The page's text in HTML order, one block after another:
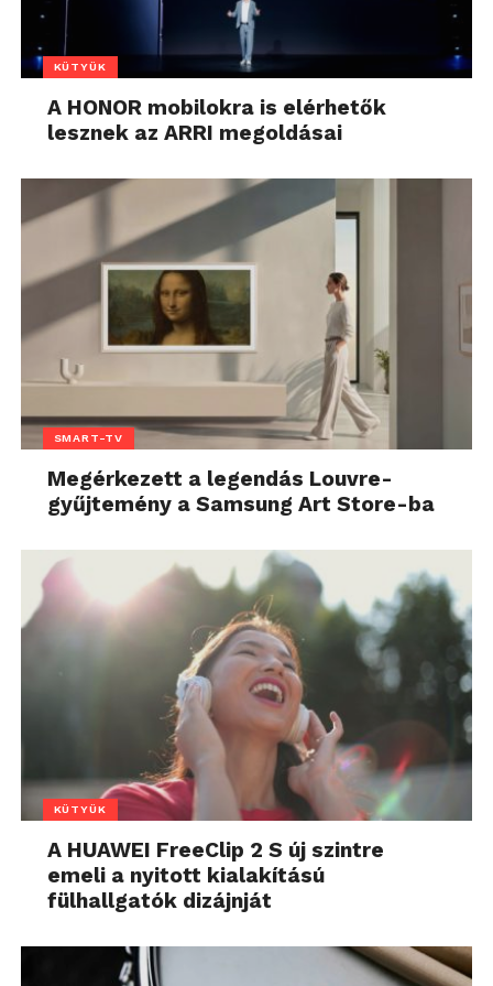
KÜTYÜK
A HONOR mobilokra is elérhetők
lesznek az ARRI megoldásai
SMART-TV
Megérkezett a legendás Louvre-
gyűjtemény a Samsung Art Store-ba
KÜTYÜK
A HUAWEI FreeClip 2 S új szintre
emeli a nyitott kialakítású
fülhallgatók dizájnját